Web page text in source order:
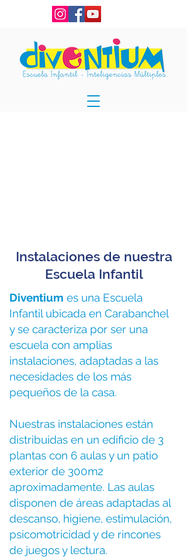
Instalaciones de nuestra
Escuela Infantil
Diventium es una Escuela
Infantil ubicada en Carabanchel
y se caracteriza por ser una
escuela con amplias
instalaciones, adaptadas a las
necesidades de los más
pequeños de la casa.
Nuestras instalaciones están
distribuidas en un edificio de 3
plantas con 6 aulas y un patio
exterior de 300m2
aproximadamente. Las aulas
disponen de áreas adaptadas al
descanso, higiene, estimulación,
psicomotricidad y de rincones
de juegos y lectura.